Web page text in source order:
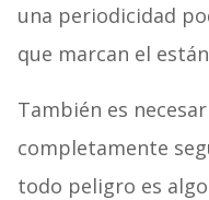
una periodicidad
que marcan el
También es
completamente
todo peligro es